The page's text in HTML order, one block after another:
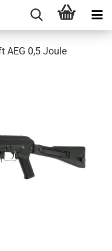
AEG 0,5 Joule